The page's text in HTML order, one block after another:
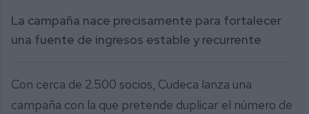
La campaña nace precisamente para fortalecer
una fuente de ingresos estable y recurrente
Con cerca de 2.500 socios, Cudeca lanza una
campaña con la que pretende duplicar el número de